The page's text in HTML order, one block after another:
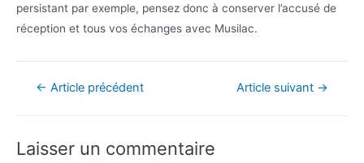
persistant par exemple, pensez donc à conserver l’accusé de
réception et tous vos échanges avec Musilac.
Navigation
← Article précédent Article suivant →
Laisser un commentaire